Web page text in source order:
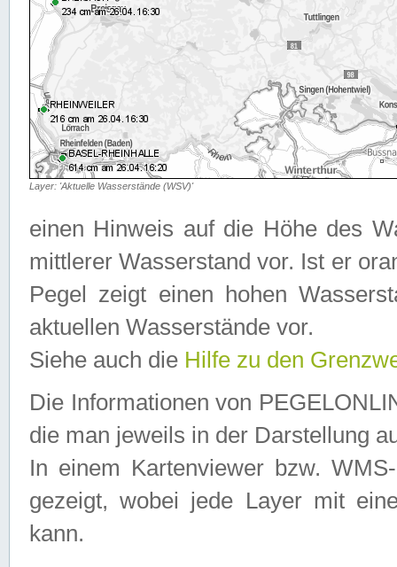
Layer: 'Aktuelle Wasserstände (WSV)'
einen Hinweis auf die Höhe des
mittlerer Wasserstand vor. Ist er
Pegel zeigt einen hohen
aktuellen Wasserstände vor.
Siehe auch die Hilfe zu den
Die Informationen von
die man jeweils in der Darstellung
In einem Kartenviewer bzw.
gezeigt, wobei jede Layer mit
kann.